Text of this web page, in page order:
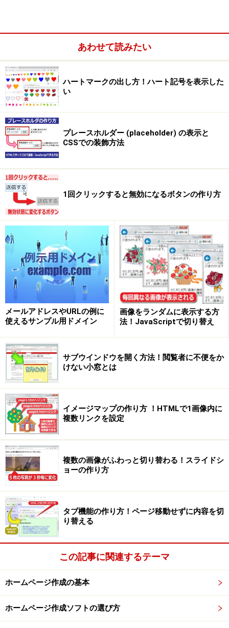
法が異なる可能性があります。
あわせて読みたい
ハートマークの出し方！ハート記号を表示した
い
プレースホルダー (placeholder) の表示と
CSSでの装飾方法
1回クリックすると無効になるボタンの作り方
メールアドレスやURLの例に
使えるサンプル用ドメイン
画像をランダムに表示する方
法！JavaScriptで切り替え
サブウインドウを開く方法！閲覧者に不便をか
けない小窓とは
イメージマップの作り方 ！HTMLで1画像内に
複数リンクを設定
複数の画像がふわっと切り替わる！スライドシ
ョーの作り方
タブ機能の作り方！ページ移動せずに内容を切
り替える
この記事に関連するテーマ
ホームページ作成の基本
ホームページ作成ソフトの選び方